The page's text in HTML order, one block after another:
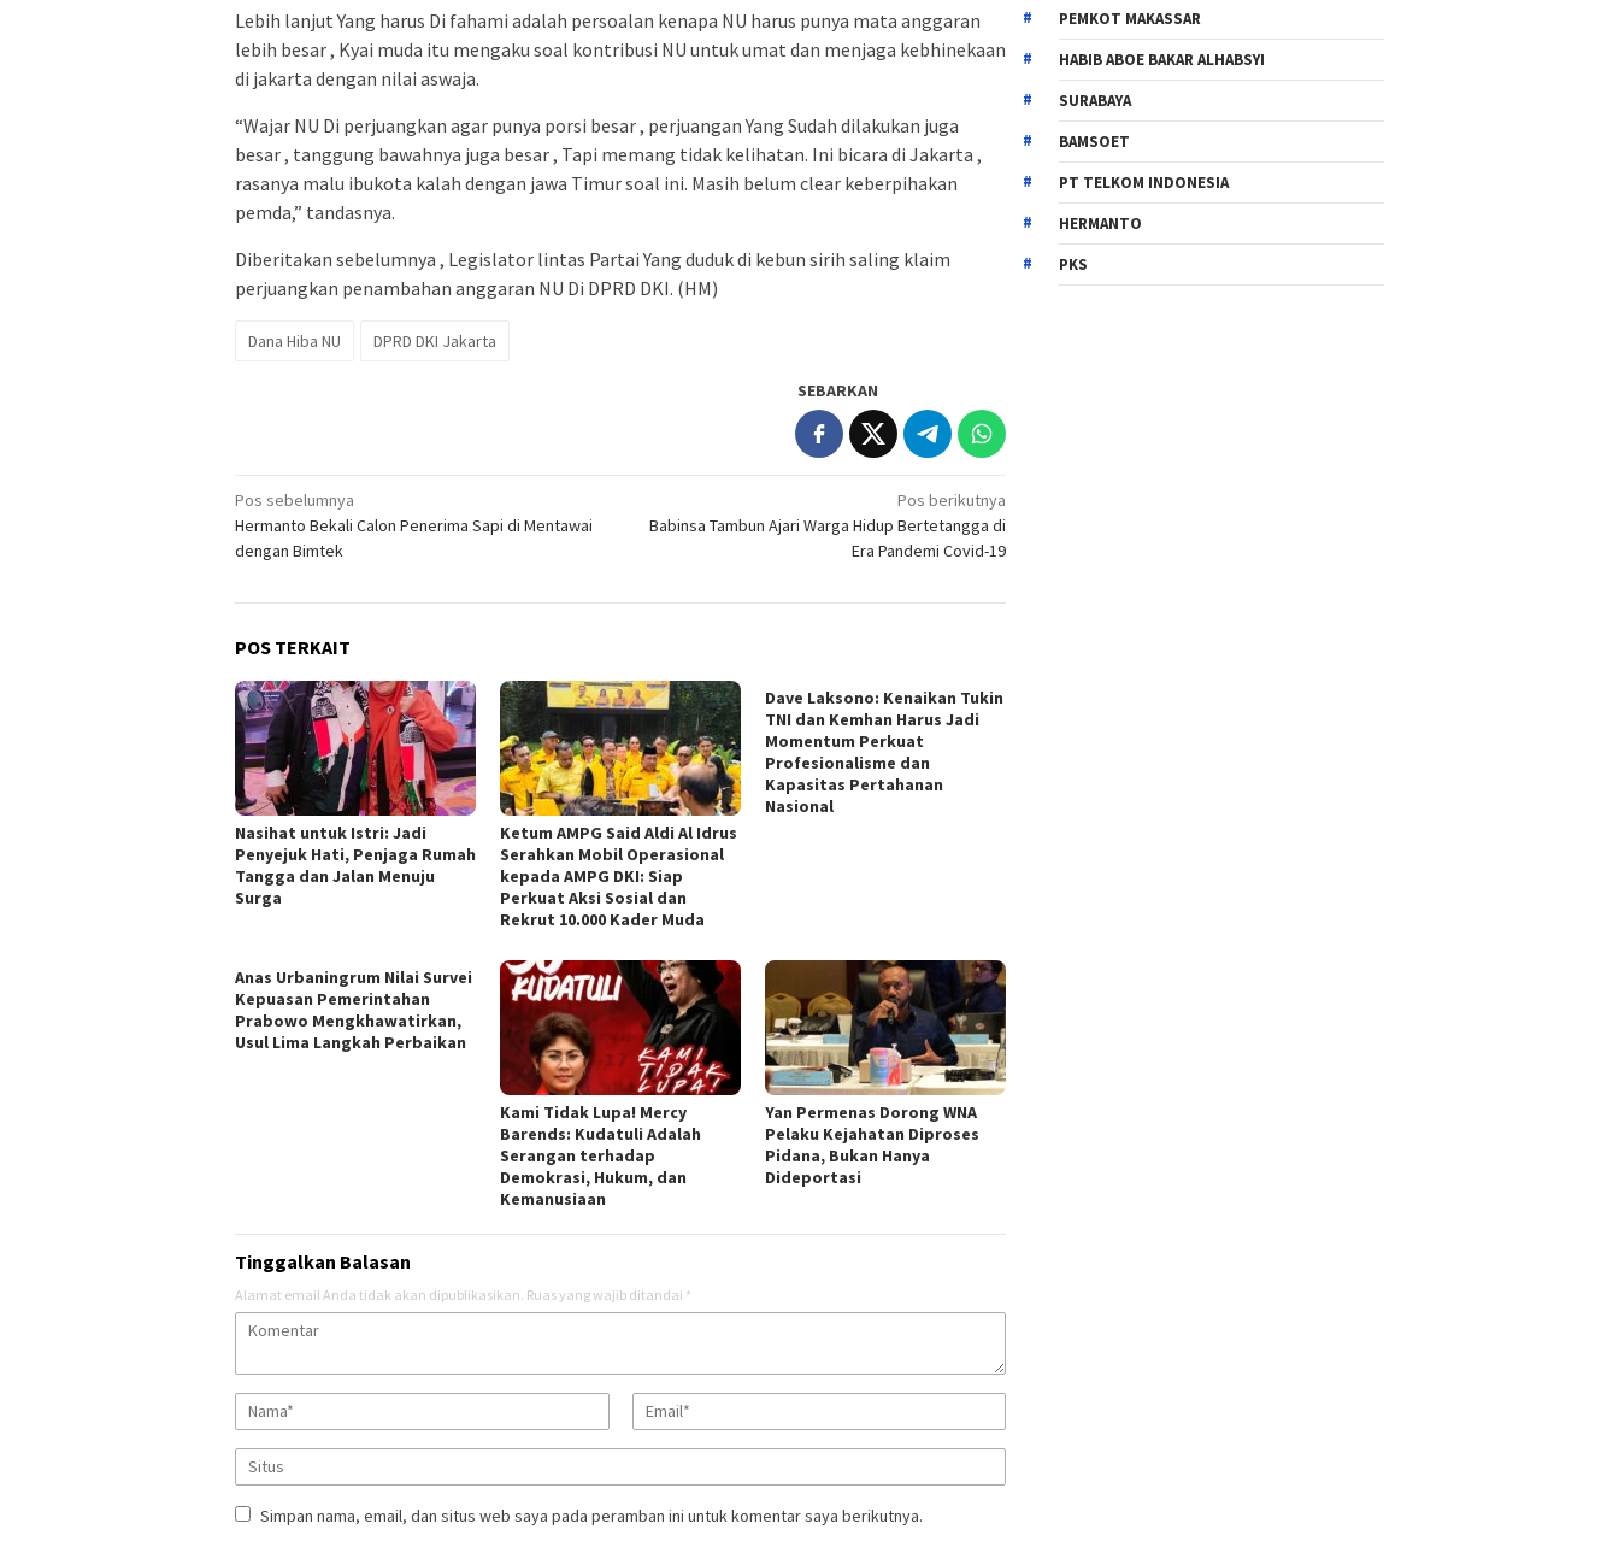
Lebih lanjut Yang harus Di fahami adalah persoalan kenapa NU harus punya mata anggaran
lebih besar , Kyai muda itu mengaku soal kontribusi NU untuk umat dan menjaga kebhinekaan
di jakarta dengan nilai aswaja.
“Wajar NU Di perjuangkan agar punya porsi besar , perjuangan Yang Sudah dilakukan juga
besar , tanggung bawahnya juga besar , Tapi memang tidak kelihatan. Ini bicara di Jakarta ,
rasanya malu ibukota kalah dengan jawa Timur soal ini. Masih belum clear keberpihakan
pemda,” tandasnya.
Diberitakan sebelumnya , Legislator lintas Partai Yang duduk di kebun sirih saling klaim
perjuangkan penambahan anggaran NU Di DPRD DKI. (HM)
Dana Hiba NU DPRD DKI Jakarta
SEBARKAN
Navigasi
pos
Pos sebelumnya
Hermanto Bekali Calon Penerima Sapi di Mentawai
dengan Bimtek
Pos berikutnya
Babinsa Tambun Ajari Warga Hidup Bertetangga di
Era Pandemi Covid-19
POS TERKAIT
Nasihat untuk Istri: Jadi
Penyejuk Hati, Penjaga Rumah
Tangga dan Jalan Menuju
Surga
Ketum AMPG Said Aldi Al Idrus
Serahkan Mobil Operasional
kepada AMPG DKI: Siap
Perkuat Aksi Sosial dan
Rekrut 10.000 Kader Muda
Dave Laksono: Kenaikan Tukin
TNI dan Kemhan Harus Jadi
Momentum Perkuat
Profesionalisme dan
Kapasitas Pertahanan
Nasional
Anas Urbaningrum Nilai Survei
Kepuasan Pemerintahan
Prabowo Mengkhawatirkan,
Usul Lima Langkah Perbaikan
Kami Tidak Lupa! Mercy
Barends: Kudatuli Adalah
Serangan terhadap
Demokrasi, Hukum, dan
Kemanusiaan
Yan Permenas Dorong WNA
Pelaku Kejahatan Diproses
Pidana, Bukan Hanya
Dideportasi
Tinggalkan Balasan
Alamat email Anda tidak akan dipublikasikan. Ruas yang wajib ditandai *
Simpan nama, email, dan situs web saya pada peramban ini untuk komentar saya berikutnya.
PEMKOT MAKASSAR
HABIB ABOE BAKAR ALHABSYI
SURABAYA
BAMSOET
PT TELKOM INDONESIA
HERMANTO
PKS